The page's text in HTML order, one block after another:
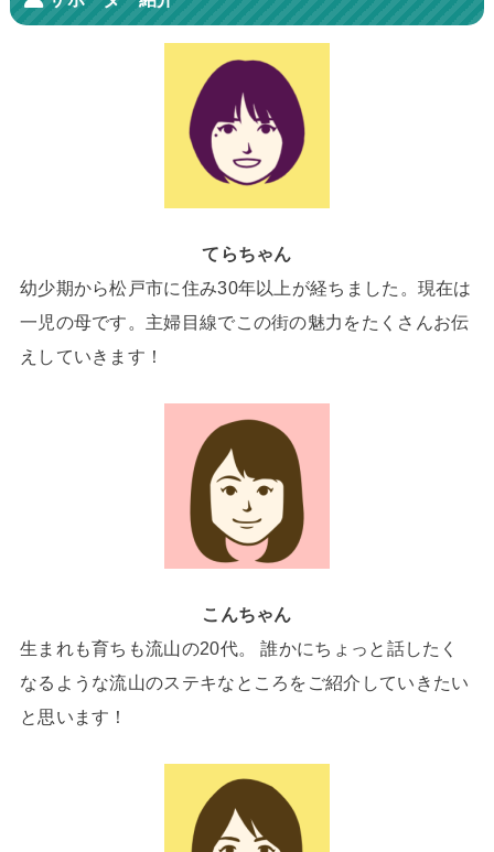
てらちゃん
幼少期から松戸市に住み30年以上が経ちました。現在は
一児の母です。主婦目線でこの街の魅力をたくさんお伝
えしていきます！
こんちゃん
生まれも育ちも流山の20代。 誰かにちょっと話したく
なるような流山のステキなところをご紹介していきたい
と思います！